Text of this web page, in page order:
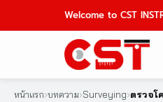
Welcome to CST
หน้าแรก›บทความ›Surveying›ตรวจโ